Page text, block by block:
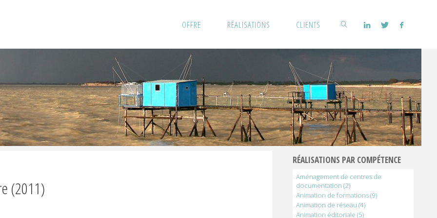
content
OFFRE RÉALISATIONS CLIENTS Rechercher
(2011)
RÉALISATIONS PAR COMPÉTENCE
Aménagement de centres de
documentation (2)
Animation de formations(9)
Animation de réseau (4)
Animation éditoriale (5)